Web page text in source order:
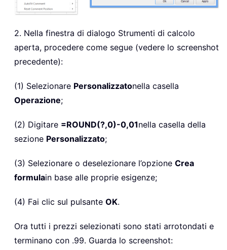
2. Nella finestra di dialogo Strumenti di calcolo
aperta, procedere come segue (vedere lo screenshot
precedente):
(1) Selezionare Personalizzatonella casella
Operazione;
(2) Digitare =ROUND(?,0)-0,01nella casella della
sezione Personalizzato;
(3) Selezionare o deselezionare l’opzione Crea
formulain base alle proprie esigenze;
(4) Fai clic sul pulsante OK.
Ora tutti i prezzi selezionati sono stati arrotondati e
terminano con .99. Guarda lo screenshot: